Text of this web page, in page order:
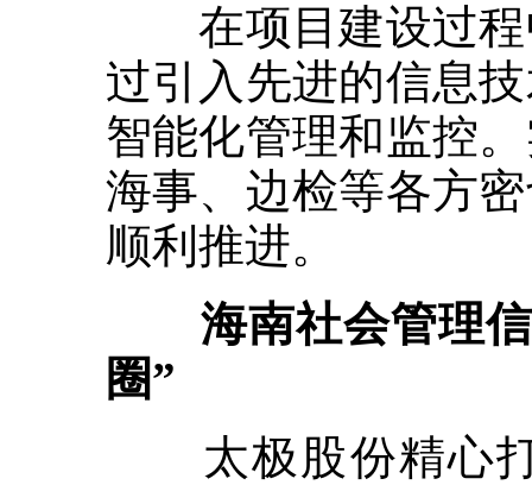
在项目建设过程
过引入先进的信息
智能化管理和监控
海事、边检等各方
顺利推进。
海南社会管理信
圈”
太极股份精心打